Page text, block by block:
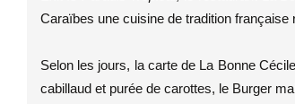
Caraïbes une cuisine de tradition
Selon les jours, la carte de La Bonne
cabillaud et purée de carottes, le Burger